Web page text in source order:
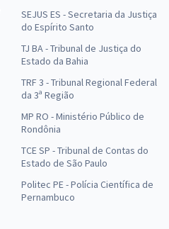
SEJUS ES - Secretaria da Justiça
do Espírito Santo
TJ BA - Tribunal de Justiça do
Estado da Bahia
TRF 3 - Tribunal Regional Federal
da 3ª Região
MP RO - Ministério Público de
Rondônia
TCE SP - Tribunal de Contas do
Estado de São Paulo
Politec PE - Polícia Científica de
Pernambuco